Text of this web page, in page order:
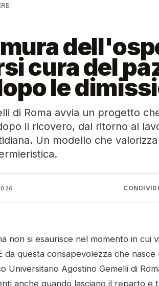
cura del
le
di Roma avvia un progetto
il ricovero, dal ritorno al
Un modello che
CONDIVIDI
non si esaurisce nel momento in cui
da questa consapevolezza che
Universitario Agostino Gemelli di
anche quando lasciano il reparto e